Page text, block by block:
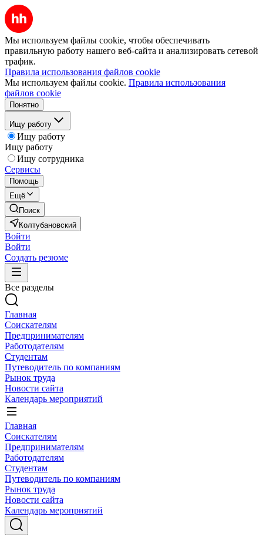
Мы используем файлы cookie, чтобы обеспечивать
правильную работу нашего веб-сайта и анализировать сетевой
трафик.
Правила использования файлов cookie
Мы используем файлы cookie. Правила использования
файлов cookie
Понятно
Ищу работу
Ищу работу
Ищу работу
Ищу сотрудника
Сервисы
Помощь
Ещё
Поиск
Колтубановский
Войти
Войти
Создать резюме
Все разделы
Главная
Соискателям
Предпринимателям
Работодателям
Студентам
Путеводитель по компаниям
Рынок труда
Новости сайта
Календарь мероприятий
Главная
Соискателям
Предпринимателям
Работодателям
Студентам
Путеводитель по компаниям
Рынок труда
Новости сайта
Календарь мероприятий